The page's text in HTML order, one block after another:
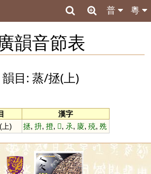
粵
普
韻音節表
韻目: 蒸/拯(上)
漢字
上)
拯,抍,撜, 𨋬, 氶, 庱,殑,㱡